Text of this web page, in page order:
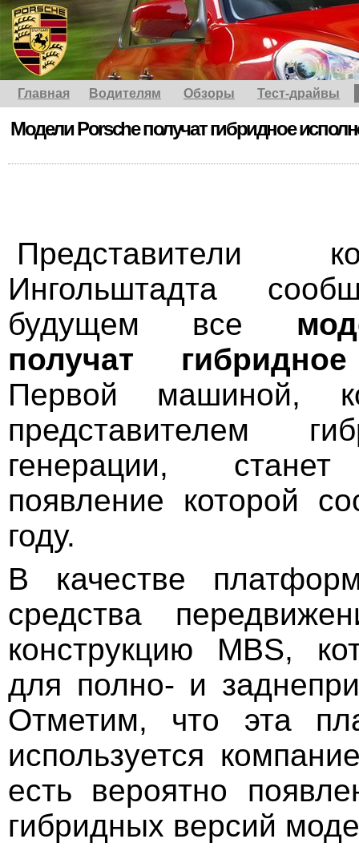
Главная Водителям Обзоры Тест-драйвы
Модели Porsche получат гибридное
Представители
Ингольштадта
будущем все
получат
Первой машиной,
представителем
генерации,
появление которой
году.
В качестве
средства
конструкцию MBS,
для полно- и
Отметим, что эта
используется
есть вероятно
гибридных версий